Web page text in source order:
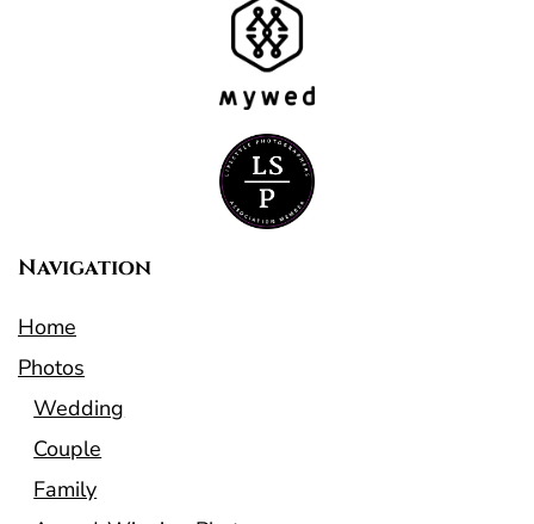
Navigation
Home
Photos
Wedding
Couple
Family